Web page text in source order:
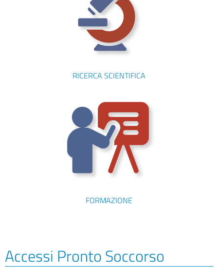
RICERCA SCIENTIFICA
FORMAZIONE
Accessi Pronto Soccorso​